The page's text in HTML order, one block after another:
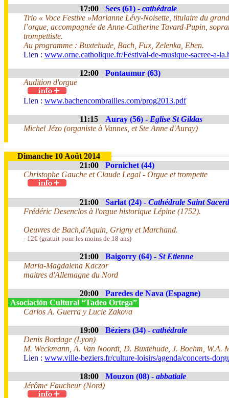
17:00 Sees (61) - cathédrale
Trio « Voce Festive »Marianne Lévy-Noisette, titulaire du
l’orgue, accompagnée de Anne-Catherine Tavard-Pupin,
trompettiste.
Au programme : Buxtehude, Bach, Fux, Zelenka, Eben.
Lien : www.orne.catholique.fr/Festival-de-musique-sacree-a-
12:00
Pontaumur (63)
Audition d'orgue
Lien : www.bachencombrailles.com/prog2013.pdf
11:15 Auray (56) - Eglise St Gildas
Michel Jézo (organiste à Vannes, et Ste Anne d'Auray)
Dimanche 10 Août 2014
21:00
Pornichet (44)
Christophe Gauche et Claude Legal - Orgue et trompette
21:00 Sarlat (24) - Cathédrale Saint
Frédéric Desenclos à l'orgue historique Lépine (1752).
Oeuvres de Bach,d'Aquin, Grigny et Marchand.
- 12€ (gratuit pour les moins de 18 ans)
21:00 Baigorry (64) - St Etienne
Maria-Magdalena Kaczor
maitres d'Allemagne du Nord
20:00
Paredes de Nava (Espagne)
Asociación Cultural “Tadeo Ortega”
Carlos A. Guerra y Lucie Zakova
19:00 Béziers (34) - cathédrale
Denis Bordage (Lyon)
M. Weckmann, A. Van Noordt, D. Buxtehude, J. Boehm, W.A.
Lien : www.ville-beziers.fr/culture-loisirs/agenda/concerts-
18:00 Mouzon (08) - abbatiale
Jérôme Faucheur (Nord)